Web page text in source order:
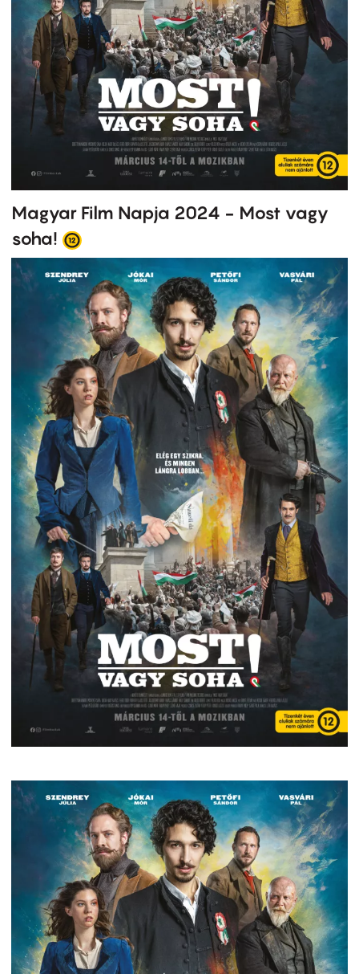
Magyar Film Napja 2024 - Most vagy
soha!